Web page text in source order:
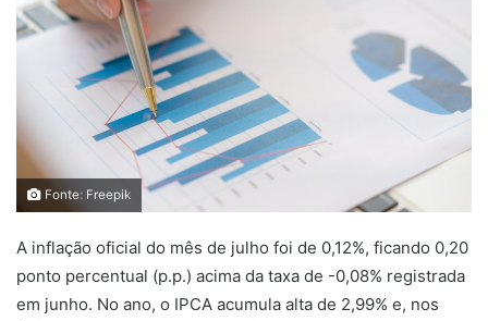
Fonte: Freepik
A inflação oficial do mês de julho foi de 0,12%, ficando 0,20
ponto percentual (p.p.) acima da taxa de -0,08% registrada
em junho. No ano, o IPCA acumula alta de 2,99% e, nos